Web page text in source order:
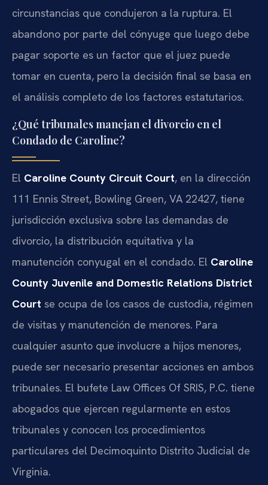
circunstancias que condujeron a la ruptura. El
abandono por parte del cónyuge que luego debe
pagar soporte es un factor que el juez puede
tomar en cuenta, pero la decisión final se basa en
el análisis completo de los factores estatutarios.
¿Qué tribunales manejan el divorcio en el
Condado de Caroline?
El Caroline County Circuit Court, en la dirección
111 Ennis Street, Bowling Green, VA 22427, tiene
jurisdicción exclusiva sobre las demandas de
divorcio, la distribución equitativa y la
manutención conyugal en el condado. El Caroline
County Juvenile and Domestic Relations District
Court se ocupa de los casos de custodia, régimen
de visitas y manutención de menores. Para
cualquier asunto que involucre a hijos menores,
puede ser necesario presentar acciones en ambos
tribunales. El bufete Law Offices Of SRIS, P.C. tiene
abogados que ejercen regularmente en estos
tribunales y conocen los procedimientos
particulares del Decimoquinto Distrito Judicial de
Virginia.